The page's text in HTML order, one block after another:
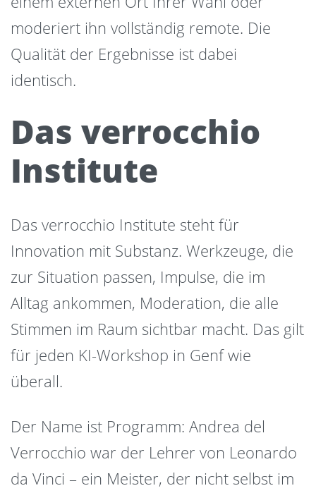
moderiert ihn vollständig remote. Die
Qualität der Ergebnisse ist dabei
identisch.
Das verrocchio
Institute
Das verrocchio Institute steht für
Innovation mit Substanz. Werkzeuge, die
zur Situation passen, Impulse, die im
Alltag ankommen, Moderation, die alle
Stimmen im Raum sichtbar macht. Das gilt
für jeden KI-Workshop in Genf wie
überall.
Der Name ist Programm: Andrea del
Verrocchio war der Lehrer von Leonardo
da Vinci – ein Meister, der nicht selbst im